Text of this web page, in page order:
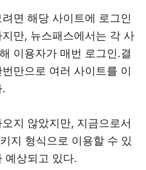
면 해당 사이트에 로그인
만, 뉴스패스에서는 각 사
이용자가 매번 로그인.결
만으로 여러 사이트를 이
지 않았지만, 지금으로서
지 형식으로 이용할 수 있
예상되고 있다.